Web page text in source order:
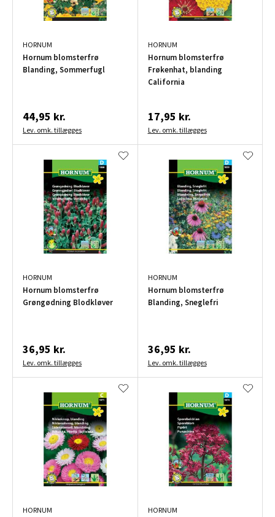
HORNUM
Hornum blomsterfrø
Blanding, Sommerfugl
44,95 kr.
Lev. omk. tillægges
HORNUM
Hornum blomsterfrø
Frøkenhat, blanding
California
17,95 kr.
Lev. omk. tillægges
HORNUM
Hornum blomsterfrø
Grøngødning Blodkløver
36,95 kr.
Lev. omk. tillægges
HORNUM
Hornum blomsterfrø
Blanding, Sneglefri
36,95 kr.
Lev. omk. tillægges
HORNUM HORNUM